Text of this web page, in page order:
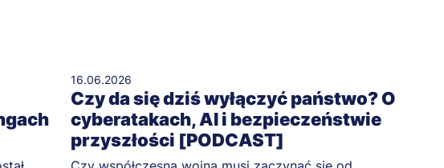
16.06.2026
Czy da się dziś wyłączyć państwo? O
cyberatakach, AI i bezpieczeństwie
przyszłości [PODCAST]